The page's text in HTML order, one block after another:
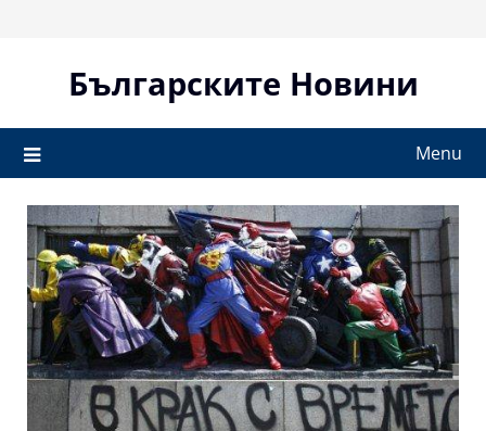
Българските Новини
Menu